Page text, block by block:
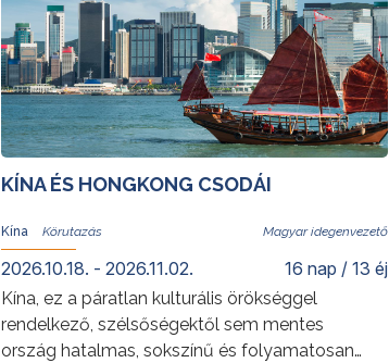
További érdekességekért Argentínáról
kattintson
ide.
KÍNA ÉS HONGKONG CSODÁI
Kína Magyar idegenvezető
2026.10.18. - 2026.11.02. 16 nap / 13 éj
Kína, ez a páratlan kulturális örökséggel
rendelkező, szélsőségektől sem mentes
ország hatalmas, sokszínű és folyamatosan